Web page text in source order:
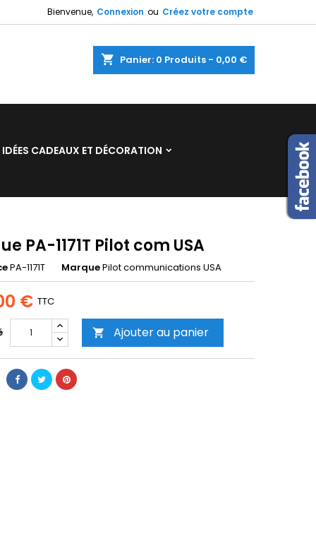
Bienvenue, Connexion ou Créez votre compte
shopping_cart Panier: 0 Produits - 0,00 €
IDÉES CADEAUX ET DÉCORATION
PA-1171T Pilot com USA
PA-1171T MarquePilot communications USA
€ TTC
 Ajouter au panier